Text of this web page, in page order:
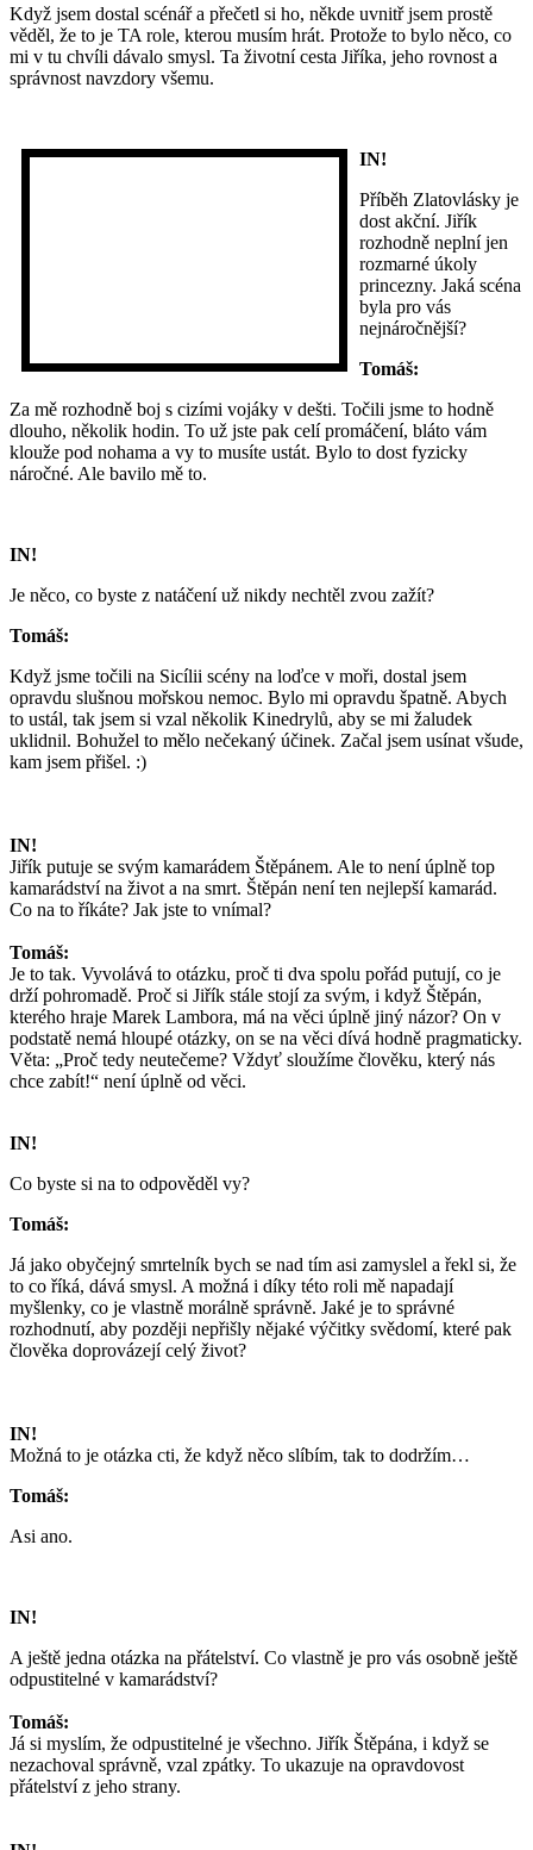
Když jsem dostal scénář a přečetl si ho, někde uvnitř jsem prostě
věděl, že to je TA role, kterou musím hrát. Protože to bylo něco, co
mi v tu chvíli dávalo smysl. Ta životní cesta Jiříka, jeho rovnost a
správnost navzdory všemu.
IN!
Příběh Zlatovlásky je
dost akční. Jiřík
rozhodně neplní jen
rozmarné úkoly
princezny. Jaká scéna
byla pro vás
nejnáročnější?
Tomáš:
Za mě rozhodně boj s cizími vojáky v dešti. Točili jsme to hodně
dlouho, několik hodin. To už jste pak celí promáčení, bláto vám
klouže pod nohama a vy to musíte ustát. Bylo to dost fyzicky
náročné. Ale bavilo mě to.
IN!
Je něco, co byste z natáčení už nikdy nechtěl zvou zažít?
Tomáš:
Když jsme točili na Sicílii scény na loďce v moři, dostal jsem
opravdu slušnou mořskou nemoc. Bylo mi opravdu špatně. Abych
to ustál, tak jsem si vzal několik Kinedrylů, aby se mi žaludek
uklidnil. Bohužel to mělo nečekaný účinek. Začal jsem usínat všude,
kam jsem přišel. :)
IN!
Jiřík putuje se svým kamarádem Štěpánem. Ale to není úplně top
kamarádství na život a na smrt. Štěpán není ten nejlepší kamarád.
Co na to říkáte? Jak jste to vnímal?
Tomáš:
Je to tak. Vyvolává to otázku, proč ti dva spolu pořád putují, co je
drží pohromadě. Proč si Jiřík stále stojí za svým, i když Štěpán,
kterého hraje Marek Lambora, má na věci úplně jiný názor? On v
podstatě nemá hloupé otázky, on se na věci dívá hodně pragmaticky.
Věta: „Proč tedy neutečeme? Vždyť sloužíme člověku, který nás
chce zabít!“ není úplně od věci.
IN!
Co byste si na to odpověděl vy?
Tomáš:
Já jako obyčejný smrtelník bych se nad tím asi zamyslel a řekl si, že
to co říká, dává smysl. A možná i díky této roli mě napadají
myšlenky, co je vlastně morálně správně. Jaké je to správné
rozhodnutí, aby později nepřišly nějaké výčitky svědomí, které pak
člověka doprovázejí celý život?
IN!
Možná to je otázka cti, že když něco slíbím, tak to dodržím…
Tomáš:
Asi ano.
IN!
A ještě jedna otázka na přátelství. Co vlastně je pro vás osobně ještě
odpustitelné v kamarádství?
Tomáš:
Já si myslím, že odpustitelné je všechno. Jiřík Štěpána, i když se
nezachoval správně, vzal zpátky. To ukazuje na opravdovost
přátelství z jeho strany.